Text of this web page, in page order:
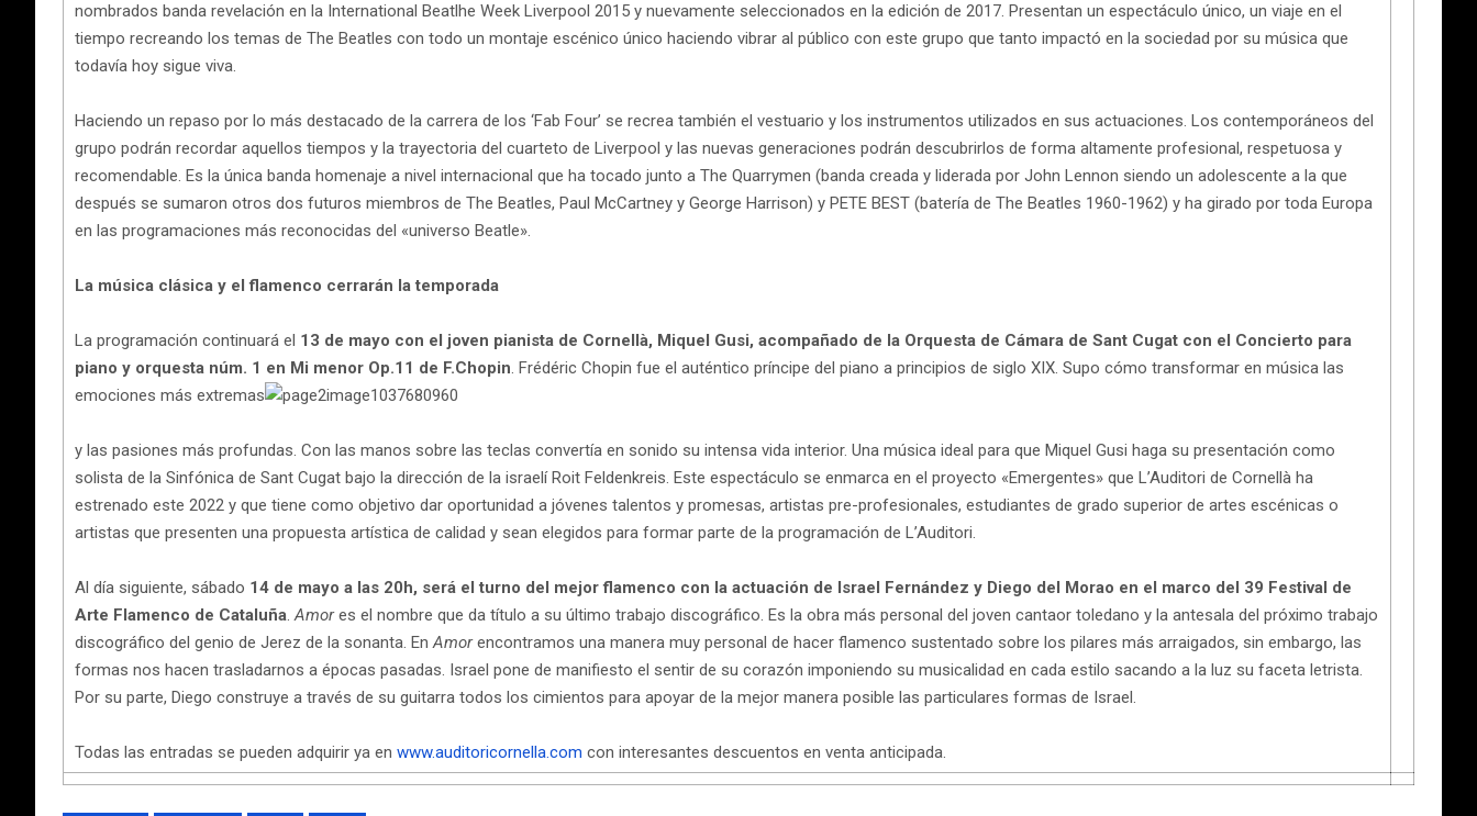
nombrados banda revelación en la International Beatlhe Week Liverpool 2015 y nuevamente seleccionados en la edición de 2017. Presentan un espectáculo único, un viaje en el
tiempo recreando los temas de The Beatles con todo un montaje escénico único haciendo vibrar al público con este grupo que tanto impactó en la sociedad por su música que
todavía hoy sigue viva.
Haciendo un repaso por lo más destacado de la carrera de los ‘Fab Four’ se recrea también el vestuario y los instrumentos utilizados en sus actuaciones. Los contemporáneos del
grupo podrán recordar aquellos tiempos y la trayectoria del cuarteto de Liverpool y las nuevas generaciones podrán descubrirlos de forma altamente profesional, respetuosa y
recomendable. Es la única banda homenaje a nivel internacional que ha tocado junto a The Quarrymen (banda creada y liderada por John Lennon siendo un adolescente a la que
después se sumaron otros dos futuros miembros de The Beatles, Paul McCartney y George Harrison) y PETE BEST (batería de The Beatles 1960-1962) y ha girado por toda Europa
en las programaciones más reconocidas del «universo Beatle».
La música clásica y el flamenco cerrarán la temporada
La programación continuará el 13 de mayo con el joven pianista de Cornellà, Miquel Gusi, acompañado de la Orquesta de Cámara de Sant Cugat con el Concierto para
piano y orquesta núm. 1 en Mi menor Op.11 de F.Chopin. Frédéric Chopin fue el auténtico príncipe del piano a principios de siglo XIX. Supo cómo transformar en música las
emociones más extremas
y las pasiones más profundas. Con las manos sobre las teclas convertía en sonido su intensa vida interior. Una música ideal para que Miquel Gusi haga su presentación como
solista de la Sinfónica de Sant Cugat bajo la dirección de la israelí Roit Feldenkreis. Este espectáculo se enmarca en el proyecto «Emergentes» que L’Auditori de Cornellà ha
estrenado este 2022 y que tiene como objetivo dar oportunidad a jóvenes talentos y promesas, artistas pre-profesionales, estudiantes de grado superior de artes escénicas o
artistas que presenten una propuesta artística de calidad y sean elegidos para formar parte de la programación de L’Auditori.
Al día siguiente, sábado 14 de mayo a las 20h, será el turno del mejor flamenco con la actuación de Israel Fernández y Diego del Morao en el marco del 39 Festival de
Arte Flamenco de Cataluña.Amores el nombre que da título a su último trabajo discográfico. Es la obra más personal del joven cantaor toledano y la antesala del próximo trabajo
discográfico del genio de Jerez de la sonanta. EnAmorencontramos una manera muy personal de hacer flamenco sustentado sobre los pilares más arraigados, sin embargo, las
formas nos hacen trasladarnos a épocas pasadas. Israel pone de manifiesto el sentir de su corazón imponiendo su musicalidad en cada estilo sacando a la luz su faceta letrista.
Por su parte, Diego construye a través de su guitarra todos los cimientos para apoyar de la mejor manera posible las particulares formas de Israel.
Todas las entradas se pueden adquirir ya en www.auditoricornella.com con interesantes descuentos en venta anticipada.